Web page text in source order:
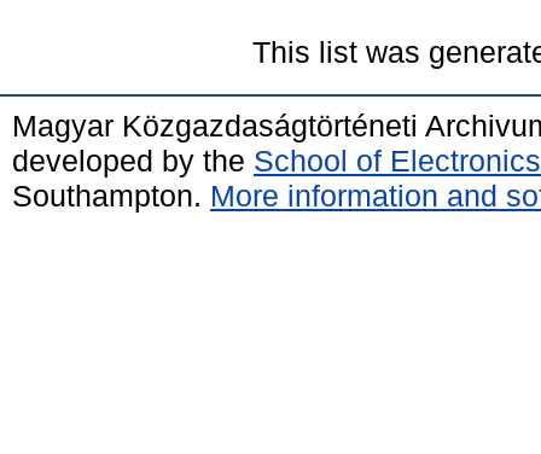
This list was
Magyar Közgazdaságtörténeti
developed by the School of
Southampton. More information and